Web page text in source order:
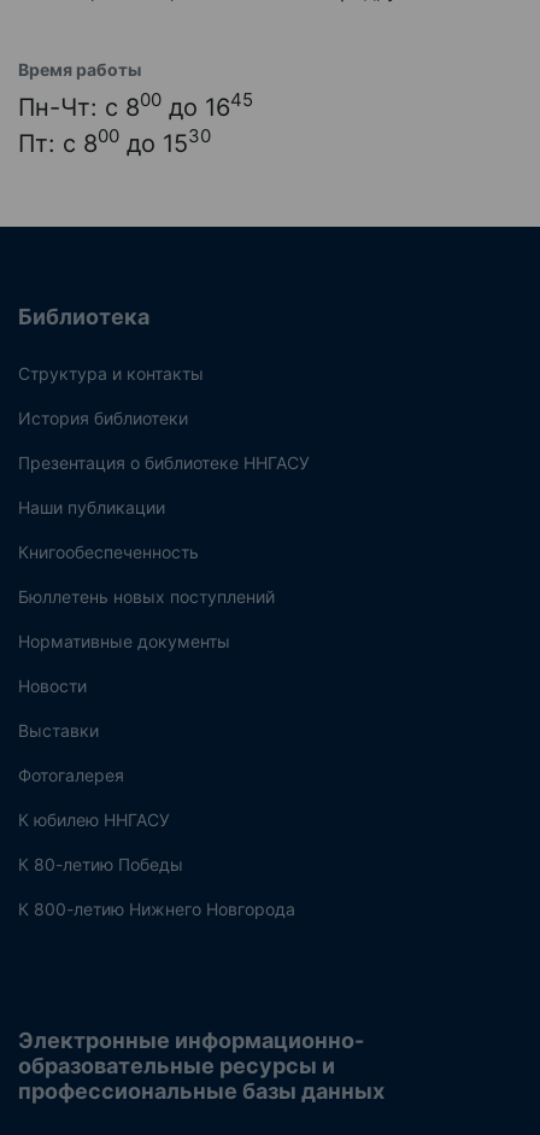
Время работы
Пн-Чт: с 800 до 1645
Пт: с 800 до 1530
Библиотека
Структура и контакты
История библиотеки
Презентация о библиотеке ННГАСУ
Наши публикации
Книгообеспеченность
Бюллетень новых поступлений
Нормативные документы
Новости
Выставки
Фотогалерея
К юбилею ННГАСУ
К 80-летию Победы
К 800-летию Нижнего Новгорода
Электронные информационно-
образовательные ресурсы и
профессиональные базы данных